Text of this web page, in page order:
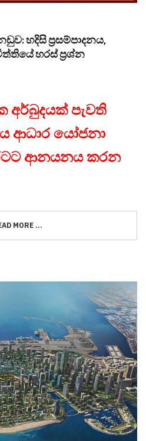
හදිසි ප්‍රසම්පාදනය,
හරස් ප්‍රශ්න
අර්බුදයක් පැවති
ආධාර යෝජනා
ආනයනය කරන
MORE ...